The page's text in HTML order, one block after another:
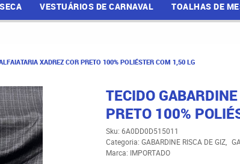
VESTUÁRIOS DE CARNAVAL TOALHAS DE
XADREZ COR PRETO 100% POLIÉSTER COM 1,50 LG
TECIDO
PRETO 100%
Sku: 6A0DD0D515011
Categoria: GABARDINE RISCA DE GIZ
Marca: IMPORTADO